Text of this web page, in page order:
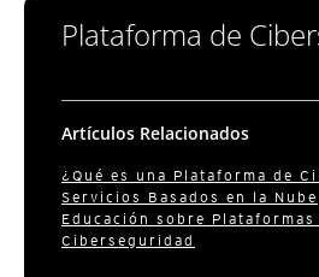
Plataforma de
Artículos Relacionados
¿Qué es una Plataforma de
Servicios Basados en la Nube
Educación sobre Plataformas
Ciberseguridad